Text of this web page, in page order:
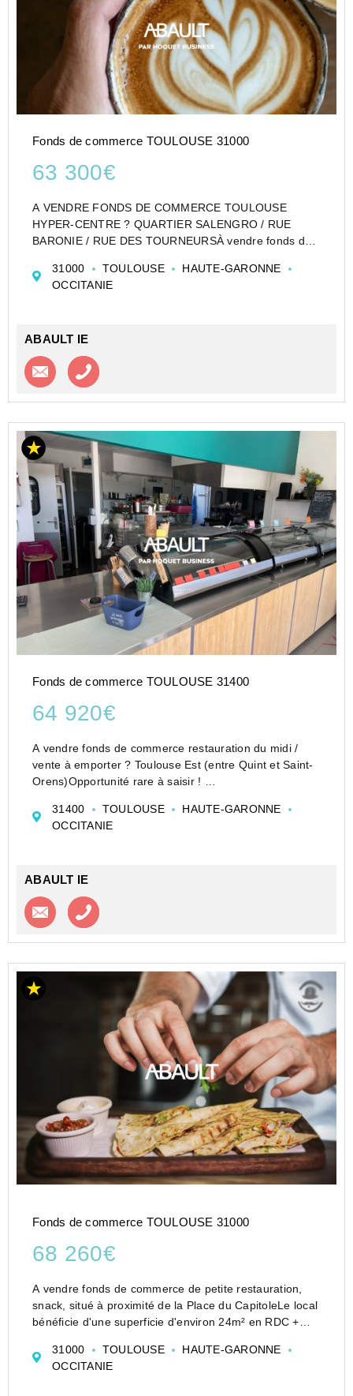
Fonds de commerce TOULOUSE 31000
63 300€
A VENDRE FONDS DE COMMERCE TOULOUSE
HYPER-CENTRE ? QUARTIER SALENGRO / RUE
BARONIE / RUE DES TOURNEURSÀ vendre fonds de
situé dans l'un des secteurs les plus commerçants et
fréquentés du centre-ville de T...
31000 TOULOUSE
HAUTE-GARONNE
OCCITANIE
ABAULT IE
Contacter l'agence
Fonds de commerce TOULOUSE 31400
64 920€
A vendre fonds de commerce restauration du midi /
vente à emporter ? Toulouse Est (entre Quint et Saint-
Orens)Opportunité rare à saisir !
entre Quint-Fonsegrives et Saint-Orens, ce fonds de
commerce de rest...
31400 TOULOUSE
HAUTE-GARONNE
OCCITANIE
ABAULT IE
Contacter l'agence
Fonds de commerce TOULOUSE 31000
68 260€
A vendre fonds de commerce de petite restauration,
snack, situé à proximité de la Place du CapitoleLe local
bénéficie d'une superficie d'environ 24m² en RDC +
terrasseBail commercial e...
31000 TOULOUSE
HAUTE-GARONNE
OCCITANIE